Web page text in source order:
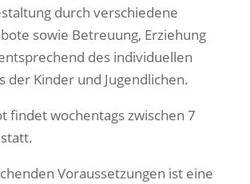
durch verschiedene
sowie Betreuung, Erziehung
des individuellen
der Kinder und Jugendlichen.
findet wochentags zwischen 7
Voraussetzungen ist eine